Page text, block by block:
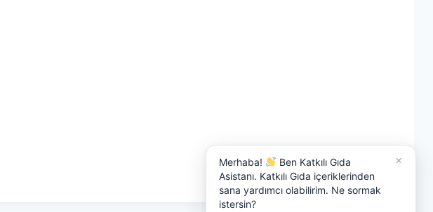
×
Merhaba!
Ben Katkılı Gıda
Asistanı. Katkılı Gıda içeriklerinden
sana yardımcı olabilirim. Ne sormak
istersin?